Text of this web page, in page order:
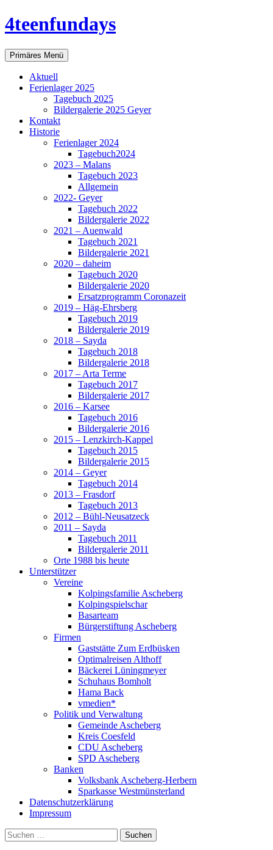
Zum
Inhalt
4teenfundays
Suchen
Primäres Menü
Aktuell
Ferienlager 2025
Tagebuch 2025
Bildergalerie 2025 Geyer
Kontakt
Historie
Ferienlager 2024
Tagebuch2024
2023 – Malans
Tagebuch 2023
Allgemein
2022- Geyer
Tagebuch 2022
Bildergalerie 2022
2021 – Auenwald
Tagebuch 2021
Bildergalerie 2021
2020 – daheim
Tagebuch 2020
Bildergalerie 2020
Ersatzprogramm Coronazeit
2019 – Häg-Ehrsberg
Tagebuch 2019
Bildergalerie 2019
2018 – Sayda
Tagebuch 2018
Bildergalerie 2018
2017 – Arta Terme
Tagebuch 2017
Bildergalerie 2017
2016 – Karsee
Tagebuch 2016
Bildergalerie 2016
2015 – Lenzkirch-Kappel
Tagebuch 2015
Bildergalerie 2015
2014 – Geyer
Tagebuch 2014
2013 – Frasdorf
Tagebuch 2013
2012 – Bühl-Neusatzeck
2011 – Sayda
Tagebuch 2011
Bildergalerie 2011
Orte 1988 bis heute
Unterstützer
Vereine
Kolpingsfamilie Ascheberg
Kolpingspielschar
Basarteam
Bürgerstiftung Ascheberg
Firmen
Gaststätte Zum Erdbüsken
Optimalreisen Althoff
Bäckerei Lüningmeyer
Schuhaus Bomholt
Hama Back
vmedien*
Politik und Verwaltung
Gemeinde Ascheberg
Kreis Coesfeld
CDU Ascheberg
SPD Ascheberg
Banken
Volksbank Ascheberg-Herbern
Sparkasse Westmünsterland
Datenschutzerklärung
Impressum
Suchen
nach: